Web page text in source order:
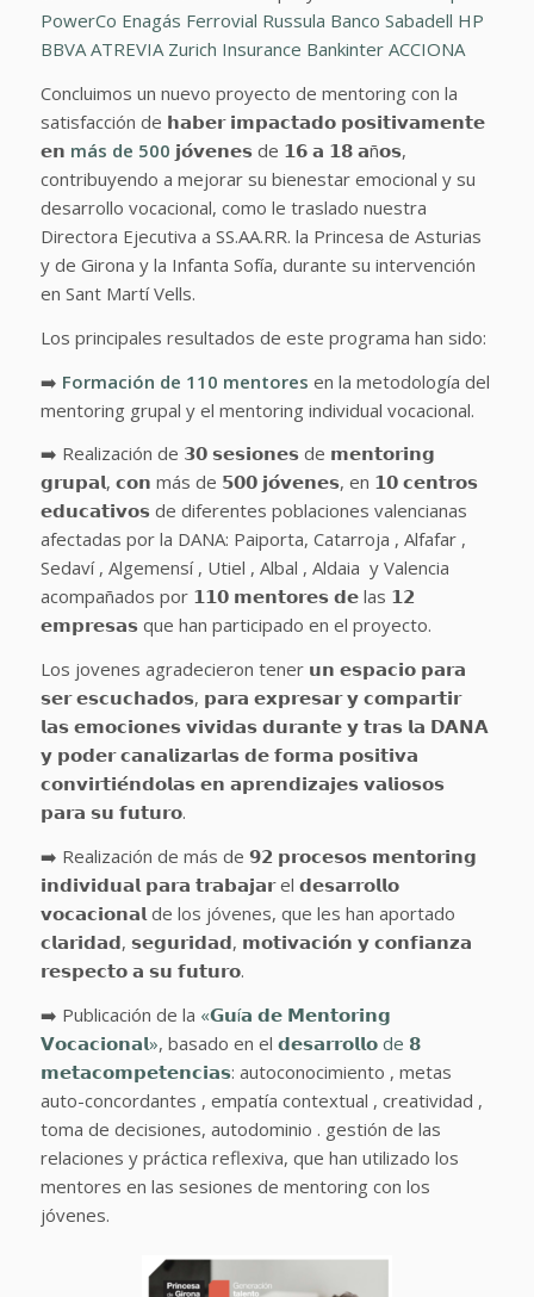
PowerCo Enagás Ferrovial Russula Banco Sabadell HP
BBVA ATREVIA Zurich Insurance Bankinter ACCIONA
Concluimos un nuevo proyecto de mentoring con la
satisfacción de 𝗵𝗮𝗯𝗲𝗿 𝗶𝗺𝗽𝗮𝗰𝘁𝗮𝗱𝗼 𝗽𝗼𝘀𝗶𝘁𝗶𝘃𝗮𝗺𝗲𝗻𝘁𝗲
𝗲𝗻 más de 500 𝗷𝗼́𝘃𝗲𝗻𝗲𝘀 de 𝟭𝟲 𝗮 𝟭𝟴 𝗮ñ𝗼𝘀,
contribuyendo a mejorar su bienestar emocional y su
desarrollo vocacional, como le traslado nuestra
Directora Ejecutiva a SS.AA.RR. la Princesa de Asturias
y de Girona y la Infanta Sofía, durante su intervención
en Sant Martí Vells.
Los principales resultados de este programa han sido:
➡️ Formación de 110 mentores en la metodología del
mentoring grupal y el mentoring individual vocacional.
➡️ Realización de 𝟯𝟬 𝘀𝗲𝘀𝗶𝗼𝗻𝗲𝘀 de 𝗺𝗲𝗻𝘁𝗼𝗿𝗶𝗻𝗴
𝗴𝗿𝘂𝗽𝗮𝗹, 𝗰𝗼𝗻 más de 𝟱𝟬𝟬 𝗷𝗼́𝘃𝗲𝗻𝗲𝘀, en 𝟭𝟬 𝗰𝗲𝗻𝘁𝗿𝗼𝘀
𝗲𝗱𝘂𝗰𝗮𝘁𝗶𝘃𝗼𝘀 de diferentes poblaciones valencianas
afectadas por la DANA: Paiporta, Catarroja , Alfafar ,
Sedaví , Algemensí , Utiel , Albal , Aldaia y Valencia
acompañados por 𝟭𝟭𝟬 𝗺𝗲𝗻𝘁𝗼𝗿𝗲𝘀 𝗱𝗲 las 𝟭𝟮
𝗲𝗺𝗽𝗿𝗲𝘀𝗮𝘀 que han participado en el proyecto.
Los jovenes agradecieron tener 𝘂𝗻 𝗲𝘀𝗽𝗮𝗰𝗶𝗼 𝗽𝗮𝗿𝗮
𝘀𝗲𝗿 𝗲𝘀𝗰𝘂𝗰𝗵𝗮𝗱𝗼𝘀, 𝗽𝗮𝗿𝗮 𝗲𝘅𝗽𝗿𝗲𝘀𝗮𝗿 𝘆 𝗰𝗼𝗺𝗽𝗮𝗿𝘁𝗶𝗿
𝗹𝗮𝘀 𝗲𝗺𝗼𝗰𝗶𝗼𝗻𝗲𝘀 𝘃𝗶𝘃𝗶𝗱𝗮𝘀 𝗱𝘂𝗿𝗮𝗻𝘁𝗲 𝘆 𝘁𝗿𝗮𝘀 𝗹𝗮 𝗗𝗔𝗡𝗔
𝘆 𝗽𝗼𝗱𝗲𝗿 𝗰𝗮𝗻𝗮𝗹𝗶𝘇𝗮𝗿𝗹𝗮𝘀 𝗱𝗲 𝗳𝗼𝗿𝗺𝗮 𝗽𝗼𝘀𝗶𝘁𝗶𝘃𝗮
𝗰𝗼𝗻𝘃𝗶𝗿𝘁𝗶𝗲́𝗻𝗱𝗼𝗹𝗮𝘀 𝗲𝗻 𝗮𝗽𝗿𝗲𝗻𝗱𝗶𝘇𝗮𝗷𝗲𝘀 𝘃𝗮𝗹𝗶𝗼𝘀𝗼𝘀
𝗽𝗮𝗿𝗮 𝘀𝘂 𝗳𝘂𝘁𝘂𝗿𝗼.
➡️ Realización de más de 𝟵𝟮 𝗽𝗿𝗼𝗰𝗲𝘀𝗼𝘀 𝗺𝗲𝗻𝘁𝗼𝗿𝗶𝗻𝗴
𝗶𝗻𝗱𝗶𝘃𝗶𝗱𝘂𝗮𝗹 𝗽𝗮𝗿𝗮 𝘁𝗿𝗮𝗯𝗮𝗷𝗮𝗿 el 𝗱𝗲𝘀𝗮𝗿𝗿𝗼𝗹𝗹𝗼
𝘃𝗼𝗰𝗮𝗰𝗶𝗼𝗻𝗮𝗹 de los jóvenes, que les han aportado
𝗰𝗹𝗮𝗿𝗶𝗱𝗮𝗱, 𝘀𝗲𝗴𝘂𝗿𝗶𝗱𝗮𝗱, 𝗺𝗼𝘁𝗶𝘃𝗮𝗰𝗶𝗼́𝗻 𝘆 𝗰𝗼𝗻𝗳𝗶𝗮𝗻𝘇𝗮
𝗿𝗲𝘀𝗽𝗲𝗰𝘁𝗼 𝗮 𝘀𝘂 𝗳𝘂𝘁𝘂𝗿𝗼.
➡️ Publicación de la «𝗚𝘂í𝗮 𝗱𝗲 𝗠𝗲𝗻𝘁𝗼𝗿𝗶𝗻𝗴
𝗩𝗼𝗰𝗮𝗰𝗶𝗼𝗻𝗮𝗹», basado en el 𝗱𝗲𝘀𝗮𝗿𝗿𝗼𝗹𝗹𝗼 de 𝟴
𝗺𝗲𝘁𝗮𝗰𝗼𝗺𝗽𝗲𝘁𝗲𝗻𝗰𝗶𝗮𝘀: autoconocimiento , metas
auto-concordantes , empatía contextual , creatividad ,
toma de decisiones, autodominio . gestión de las
relaciones y práctica reflexiva, que han utilizado los
mentores en las sesiones de mentoring con los
jóvenes.